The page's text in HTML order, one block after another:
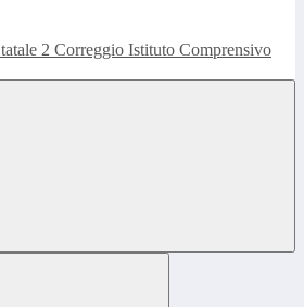
Istituto Comprensivo